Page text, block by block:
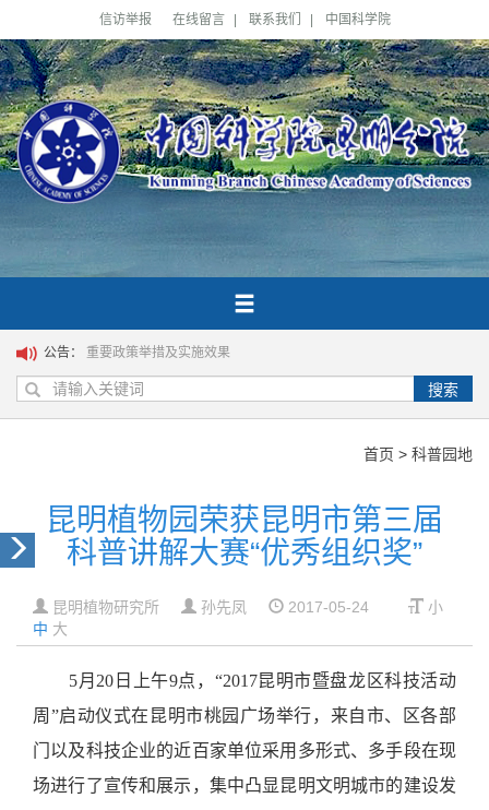
信访举报 在线留言 联系我们 中国科学院
公告： 重要政策举措及实施效果
搜索
首页 > 科普园地
昆明植物园荣获昆明市第三届
科普讲解大赛“优秀组织奖”
昆明植物研究所 孙先凤 2017-05-24
小
中 大
5月 20 日上午9点，“2017昆明市暨盘龙区科技活动
周”启动仪式在昆明市桃园广场举行，来自市、区各部
门以及科技企业的近百家单位采用多形式、多手段在现
场进行了宣传和展示，集中凸显昆明文明城市的建设发